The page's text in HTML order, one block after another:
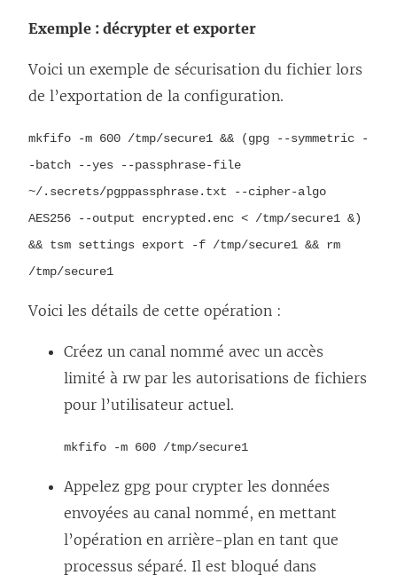
Exemple : décrypter et exporter
Voici un exemple de sécurisation du fichier lors
de l’exportation de la configuration.
mkfifo -m 600 /tmp/secure1 && (gpg --symmetric -
-batch --yes --passphrase-file
~/.secrets/pgppassphrase.txt --cipher-algo
AES256 --output encrypted.enc < /tmp/secure1 &)
&& tsm settings export -f /tmp/secure1 && rm
/tmp/secure1
Voici les détails de cette opération :
Créez un canal nommé avec un accès
limité à rw par les autorisations de fichiers
pour l’utilisateur actuel.
mkfifo -m 600 /tmp/secure1
Appelez gpg pour crypter les données
envoyées au canal nommé, en mettant
l’opération en arrière-plan en tant que
processus séparé. Il est bloqué dans